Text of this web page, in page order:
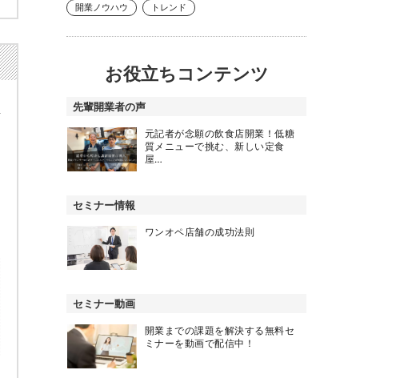
開業ノウハウ トレンド
お役立ちコンテンツ
先輩開業者の声
元記者が念願の飲食店開業！低糖
質メニューで挑む、新しい定食
屋…
セミナー情報
ワンオペ店舗の成功法則
セミナー動画
開業までの課題を解決する無料セ
ミナーを動画で配信中！